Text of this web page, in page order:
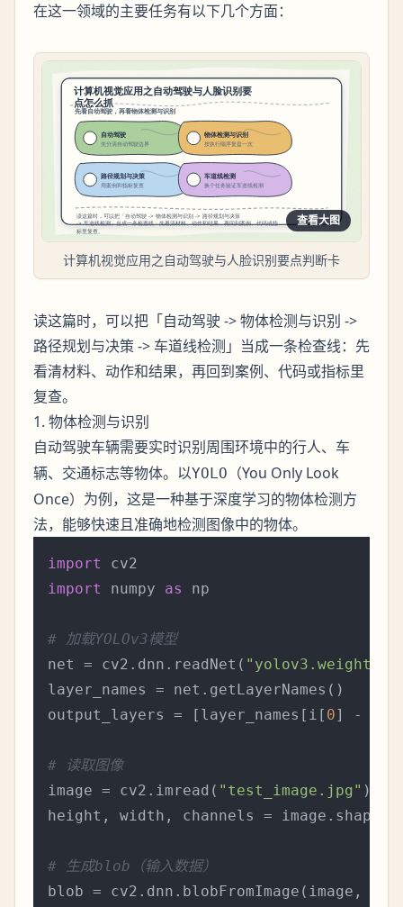
在这一领域的主要任务有以下几个方面：
查看大图
计算机视觉应用之自动驾驶与人脸识别要点判断卡
读这篇时，可以把「自动驾驶 -> 物体检测与识别 ->
路径规划与决策 -> 车道线检测」当成一条检查线：先
看清材料、动作和结果，再回到案例、代码或指标里
复查。
1. 物体检测与识别
自动驾驶车辆需要实时识别周围环境中的行人、
车
辆、 交通标志等物体。以YOLO
（You Only Look
Once）为例，这是一种基于深度学习的物体检测方
法，能够快速且准确地检测图像中的物体。
import
import
numpy as np
# 加载YOLOv3模型
net = cv2.dnn.readNet( "yolov3.weights"
layer_names = net.getLayerNames()
output_layers = [layer_names[i[ 0] -
# 读取图像
image = cv2.imread( "test_image.jpg" )
height, width, channels = image.shape
# 生成blob（输入数据）
blob = cv2.dnn.blobFromImage(image,